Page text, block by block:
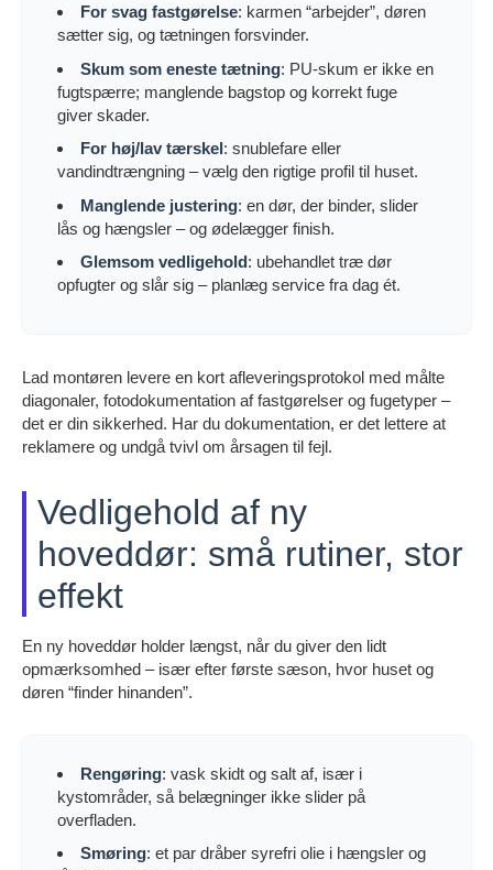
For svag fastgørelse: karmen “arbejder”, døren
sætter sig, og tætningen forsvinder.
Skum som eneste tætning: PU-skum er ikke en
fugtspærre; manglende bagstop og korrekt fuge
giver skader.
For høj/lav tærskel: snublefare eller
vandindtrængning – vælg den rigtige profil til huset.
Manglende justering: en dør, der binder, slider
lås og hængsler – og ødelægger finish.
Glemsom vedligehold: ubehandlet træ dør
opfugter og slår sig – planlæg service fra dag ét.
Lad montøren levere en kort afleveringsprotokol med målte
diagonaler, fotodokumentation af fastgørelser og fugetyper –
det er din sikkerhed. Har du dokumentation, er det lettere at
reklamere og undgå tvivl om årsagen til fejl.
Vedligehold af ny
hoveddør: små rutiner, stor
effekt
En ny hoveddør holder længst, når du giver den lidt
opmærksomhed – især efter første sæson, hvor huset og
døren “finder hinanden”.
Rengøring: vask skidt og salt af, især i
kystområder, så belægninger ikke slider på
overfladen.
Smøring: et par dråber syrefri olie i hængsler og